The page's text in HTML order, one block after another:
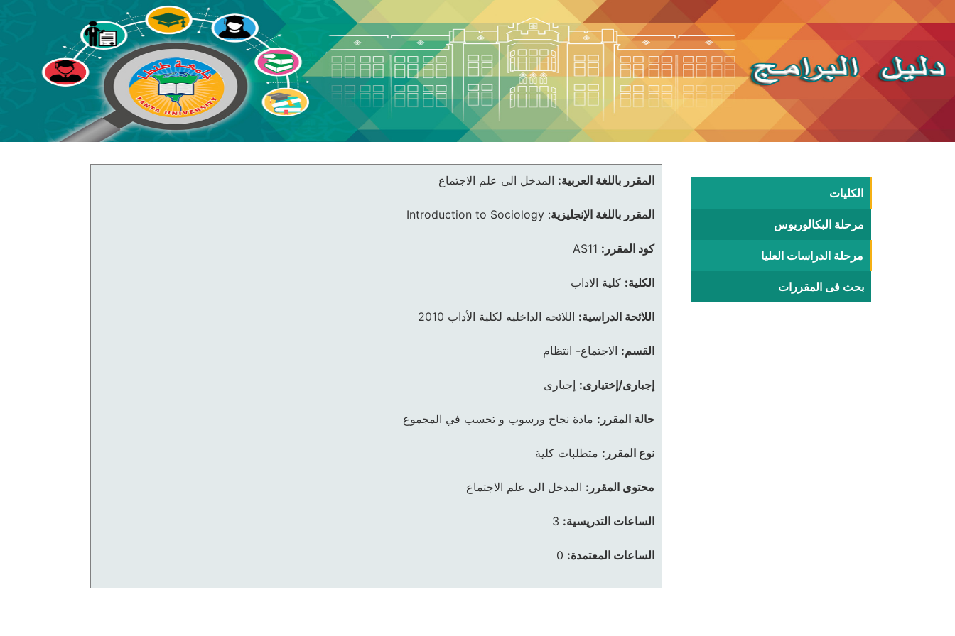
الكليات
مرحلة البكالوريوس
مرحلة الدراسات العليا
بحث فى المقررات
المقرر باللغة العربية: المدخل الى علم الاجتماع
المقرر باللغة الإنجليزية:
Introduction to Sociology
كود المقرر: AS11
الكلية: كلية الاداب
اللائحة الدراسية: اللائحه الداخليه لكلية الأداب 2010
القسم: الاجتماع- انتظام
إجبارى/إختيارى: إجبارى
حالة المقرر: مادة نجاح ورسوب و تحسب في المجموع
نوع المقرر: متطلبات كلية
محتوى المقرر: المدخل الى علم الاجتماع
الساعات التدريسية: 3
الساعات المعتمدة: 0